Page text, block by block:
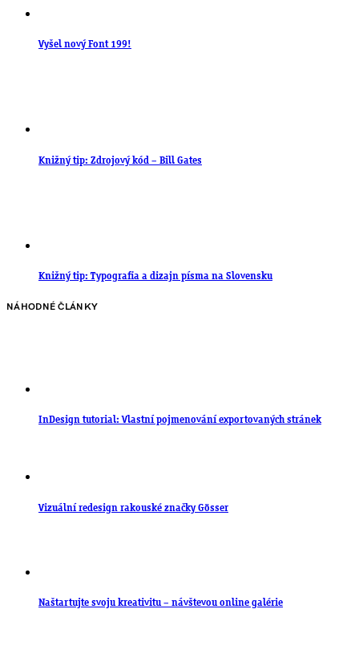
Vyšel nový Font 199!
Knižný tip: Zdrojový kód – Bill Gates
Knižný tip: Typografia a dizajn písma na Slovensku
NÁHODNÉ ČLÁNKY
InDesign tutorial: Vlastní pojmenování exportovaných stránek
Vizuální redesign rakouské značky Gösser
Naštartujte svoju kreativitu – návštevou online galérie